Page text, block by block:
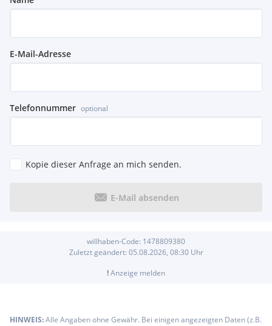
E-Mail-Adresse
Telefonnummer optional
Kopie dieser Anfrage an mich senden.
E-Mail absenden
willhaben-Code: 1478809380
Zuletzt geändert: 05.08.2026, 08:30Uhr
!Anzeige melden
HINWEIS:Alle Angaben ohne Gewähr. Bei einigen angezeigten Daten (z.B.